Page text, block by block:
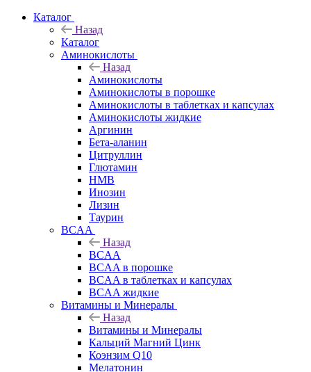
Каталог
Назад
Каталог
Аминокислоты
Назад
Аминокислоты
Аминокислоты в порошке
Аминокислоты в таблетках и капсулах
Аминокислоты жидкие
Аргинин
Бета-аланин
Цитруллин
Глютамин
HMB
Инозин
Лизин
Таурин
BCAA
Назад
BCAA
BCAA в порошке
BCAA в таблетках и капсулах
BCAA жидкие
Витамины и Минералы
Назад
Витамины и Минералы
Кальций Магний Цинк
Коэнзим Q10
Мелатонин